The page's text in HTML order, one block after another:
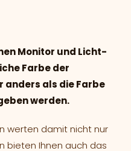
Monitor und Licht-
Farbe der
als die Farbe
werden.
werten damit nicht nur
bieten Ihnen auch das